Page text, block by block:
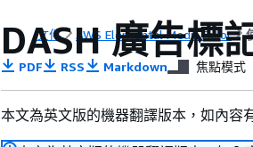
文件 AWS Elemental MediaTailor
DASH 廣告標
PDF RSS Markdown 焦點模式
本文為英文版的機器翻譯版本，如內容